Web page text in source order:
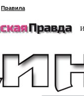
Правила